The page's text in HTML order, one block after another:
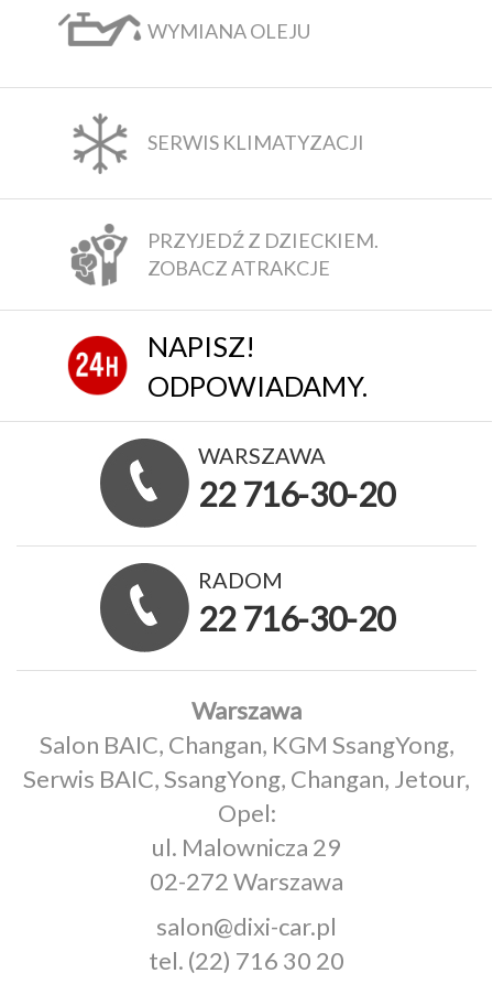
WYMIANA OLEJU
SERWIS KLIMATYZACJI
PRZYJEDŹ Z DZIECKIEM.
ZOBACZ ATRAKCJE
NAPISZ!
ODPOWIADAMY.
WARSZAWA
22 716-30-20
RADOM
22 716-30-20
Warszawa
Salon BAIC, Changan, KGM SsangYong,
Serwis BAIC, SsangYong, Changan, Jetour,
Opel:
ul. Malownicza 29
02-272 Warszawa
salon@dixi-car.pl
tel. (22) 716 30 20